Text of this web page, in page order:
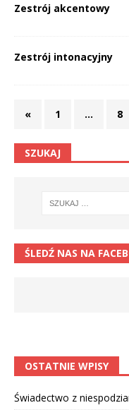
Zestrój akcentowy
Zestrój intonacyjny
« 1 … 8
SZUKAJ
ŚLEDŹ NAS NA
OSTATNIE WPISY
Świadectwo z